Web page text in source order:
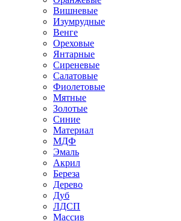
Вишневые
Изумрудные
Венге
Ореховые
Янтарные
Сиреневые
Салатовые
Фиолетовые
Мятные
Золотые
Синие
Материал
МДФ
Эмаль
Акрил
Береза
Дерево
Дуб
ЛДСП
Массив